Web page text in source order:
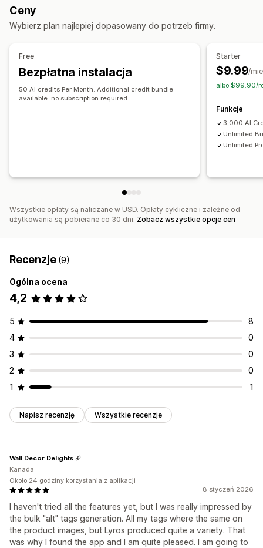
Generowanie treści przy pomocy AI
Wielojęzyczne
Edycja zbiorcza Automatyczne aktualizacje
Automatyczna optymalizacja
Wyszukiwanie słów kluczowych
Edycja zbiorcza
SEO lokalne Optymalizacja zawartości
Wynik SEO
Analizy zawartości
Ceny
Wybierz plan najlepiej dopasowany do potrzeb firmy.
Free
Bezpłatna instalacja
50 AI credits Per Month. Additional credit bundle
available. no subscription required
Starter
$9.99/
albo $99.90/
Funkcje
3,000 AI
Unlimited
Unlimited
Wszystkie opłaty są naliczane w USD. Opłaty cykliczne i zależne od
użytkowania są pobierane co 30 dni. Zobacz wszystkie opcje cen
Recenzje (9)
Ogólna ocena
4,2
5
8
4
0
3
0
2
0
1
1
Napisz recenzję Wszystkie recenzje
8 styczeń 2026
I haven't tried all the features yet, but I was really impressed by
the bulk "alt" tags generation. All my tags where the same on
the product images, but Lyros produced quite a variety. That
was why I found the app and I am quite pleased. I am going to
Wall Decor Delights
Kanada
Około 24 godziny korzystania z aplikacji